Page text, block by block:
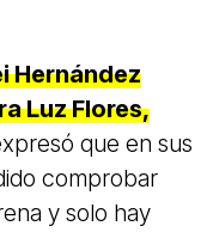
Hernández
Luz Flores,
que en sus
comprobar
y solo hay